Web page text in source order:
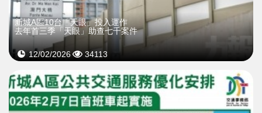
新城A區10台「天眼」投入運作
去年首三季「天眼」助查七千案件
12/02/2026 34113